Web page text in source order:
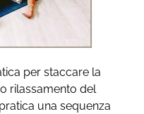
per staccare la
rilassamento del
una sequenza